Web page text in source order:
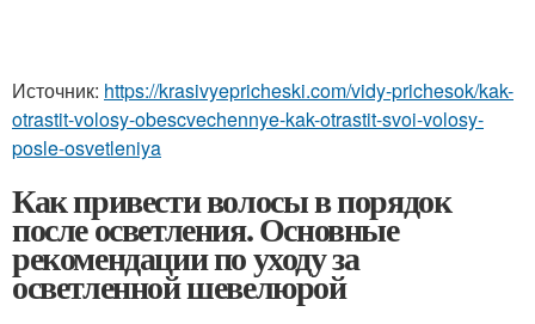
Источник: https://krasivyepricheski.com/vidy-prichesok/kak-
otrastit-volosy-obescvechennye-kak-otrastit-svoi-volosy-
posle-osvetleniya
Как привести волосы в порядок
после осветления. Основные
рекомендации по уходу за
осветленной шевелюрой